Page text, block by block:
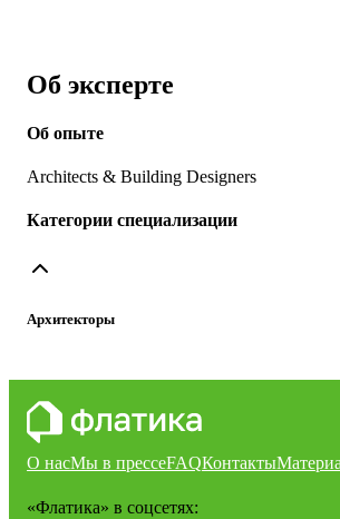
Об эксперте
Об опыте
Architects & Building Designers
Категории специализации
Архитекторы
О насМы в прессеFAQКонтакты
«Флатика» в соцсетях: